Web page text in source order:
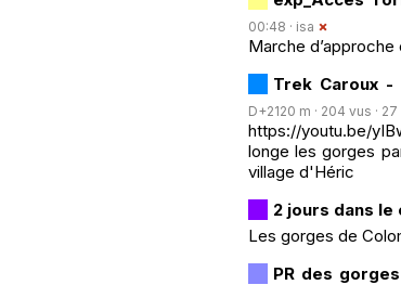
00:48 · isa
Marche d’approche
Trek Caroux
D+2120 m · 204 vus · 27
https://youtu.be/
longe les gorges
village d'Héric
2 jours dans le
Les gorges de
PR des